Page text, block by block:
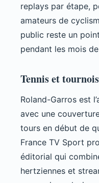
replays par étape,
amateurs de
public reste un
pendant les mois
Tennis et
Roland-Garros est
avec une
tours en début de
France TV Sport
éditorial qui
hertziennes et